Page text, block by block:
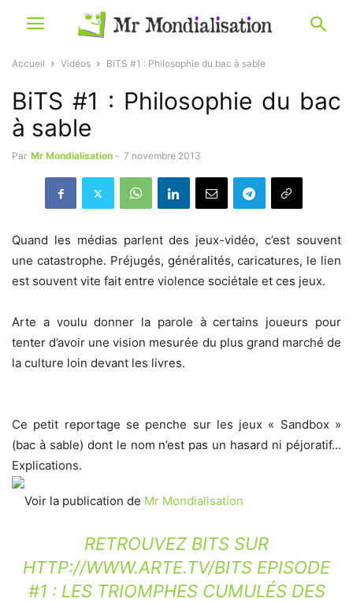
Accueil Vidéos BiTS #1 : Philosophie du bac à sable
BiTS #1 : Philosophie du bac
à sable
Par Mr Mondialisation - 7 novembre 2013
Quand les médias parlent des jeux-vidéo, c’est souvent
une catastrophe. Préjugés, généralités, caricatures, le lien
est souvent vite fait entre violence sociétale et ces jeux.
Arte a voulu donner la parole à certains joueurs pour
tenter d’avoir une vision mesurée du plus grand marché de
la culture loin devant les livres.
Ce petit reportage se penche sur les jeux « Sandbox »
(bac à sable) dont le nom n’est pas un hasard ni péjoratif…
Explications.
Voir la publication de Mr Mondialisation
RETROUVEZ BITS SUR
HTTP://WWW.ARTE.TV/BITS EPISODE
#1 : LES TRIOMPHES CUMULÉS DES